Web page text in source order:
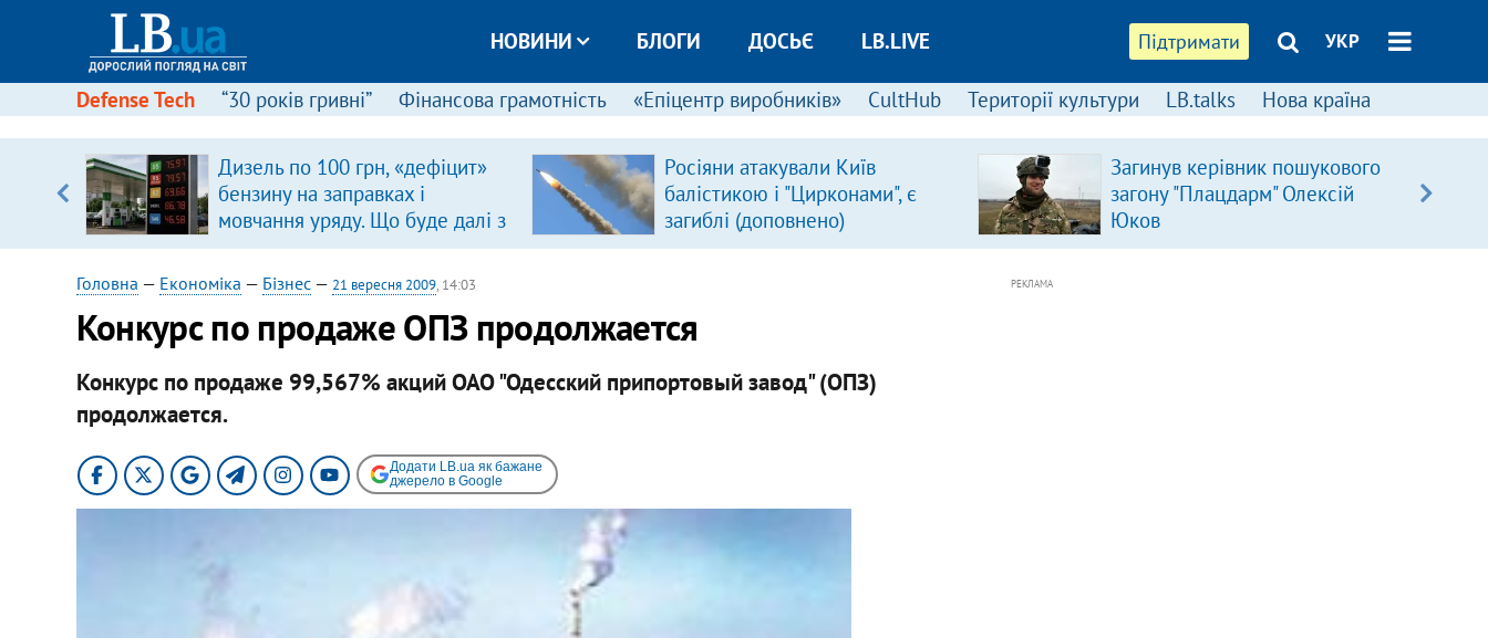
Підтримати УКР
НОВИНИ БЛОГИ ДОСЬЄ LB.LIVE
Defense Tech “30 років гривні” Фінансова грамотність «Епіцентр виробників» CultHub Території культури LB.talks Нова країна
Дизель по 100 грн, «дефіцит»
бензину на заправках і
мовчання уряду. Що буде далі з
цінами на пальне?
Росіяни атакували Київ
балістикою і "Цирконами", є
загиблі (доповнено)
Загинув керівник пошукового
загону "Плацдарм" Олексій
Юков
Головна — Економіка — Бізнес— 21 вересня 2009, 14:03
Конкурс по продаже ОПЗ продолжается
Конкурс по продаже 99,567% акций ОАО "Одесский припортовый завод" (ОПЗ)
продолжается.
Додати LB.ua як бажане
джерело в Google
РЕКЛАМА